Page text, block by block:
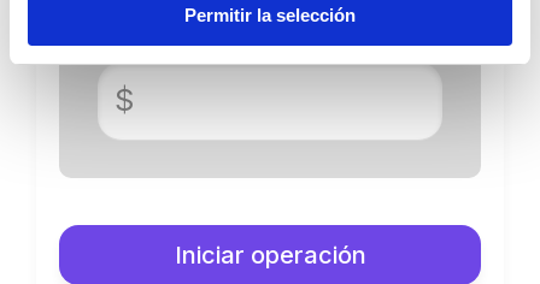
Permitir la selección
Recibo dólares
$
Iniciar operación